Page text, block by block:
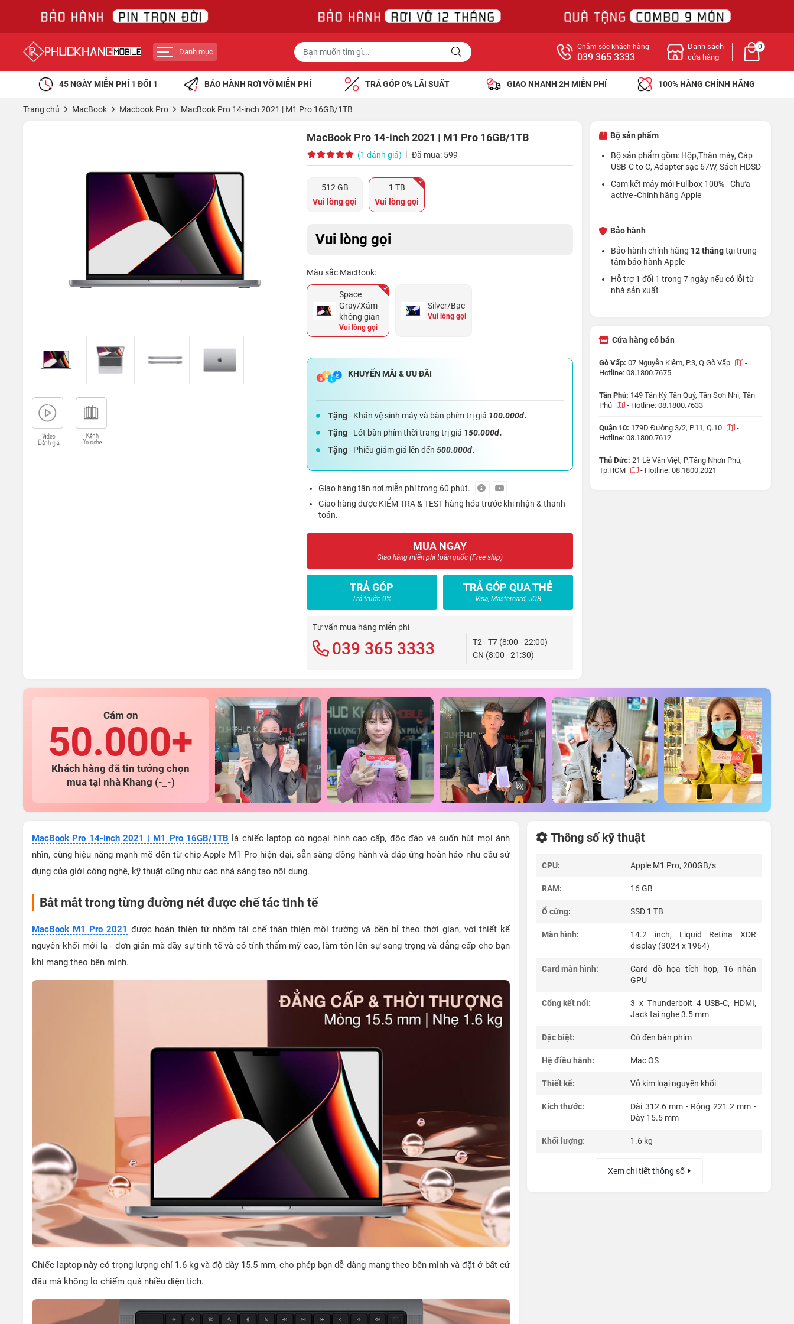
Danh mục
Chăm sóc khách hàng
039 365 3333
Danh sách
cửa hàng
0
45 NGÀY MIỄN PHÍ 1 ĐỔI 1 BẢO HÀNH RƠI VỠ MIỄN PHÍ TRẢ GÓP 0% LÃI SUẤT GIAO NHANH 2H MIỄN PHÍ 100% HÀNG CHÍNH HÃNG
Trang chủ MacBook Macbook Pro MacBook Pro 14-inch 2021 | M1 Pro 16GB/1TB
MacBook Pro 14-inch 2021 | M1 Pro 16GB/1TB
(1 đánh giá) Đã mua: 599
512 GB
Vui lòng gọi
1 TB
Vui lòng gọi
Vui lòng gọi
Màu sắc MacBook:
Space
Gray/Xám
không gian
Vui lòng gọi
Silver/Bạc
Vui lòng gọi
Tặng- Khăn vệ sinh máy và bàn phím trị giá 100.000đ.
Tặng- Lót bàn phím thời trang trị giá 150.000đ.
Tặng- Phiếu giảm giá lên đến 500.000đ.
Giao hàng tận nơi miễn phí trong 60 phút.
Giao hàng được KIỂM TRA & TEST hàng hóa trước khi nhận & thanh
toán.
MUA NGAY
Giao hàng miễn phí toàn quốc (Free ship)
TRẢ GÓP
Trả trước 0%
TRẢ GÓP QUA THẺ
Visa, Mastercard, JCB
Tư vấn mua hàng miễn phí
039 365 3333
T2 - T7 (8:00 - 22:00)
CN (8:00 - 21:30)
Bộ sản phẩm
Bộ sản phẩm gồm: Hộp,Thân máy, Cáp
USB-C to C, Adapter sạc 67W, Sách HDSD
Cam kết máy mới Fullbox 100% - Chưa
active -Chính hãng Apple
Bảo hành
Bảo hành chính hãng 12 thángtại trung
tâm bảo hành Apple
Hỗ trợ 1 đổi 1 trong 7 ngày nếu có lỗi từ
nhà sản xuất
Cửa hàng có bán
Gò Vấp: 07 Nguyễn Kiệm, P.3, Q.Gò Vấp
-
Hotline: 08.1800.7675
Tân Phú: 149 Tân Kỳ Tân Quý, Tân Sơn Nhì, Tân
Phú
- Hotline: 08.1800.7633
Quận 10: 179D Đường 3/2, P.11, Q.10
-
Hotline: 08.1800.7612
Thủ Đức: 21 Lê Văn Việt, P.Tăng Nhơn Phú,
Tp.HCM
- Hotline: 08.1800.2021
Cám ơn
50.000+
Khách hàng đã tin tưởng chọn
mua tại nhà Khang (-_-)
MacBook Pro 14-inch 2021 | M1 Pro 16GB/1TB là chiếc laptop có ngoại hình cao cấp, độc đáo và cuốn hút mọi ánh
nhìn, cùng hiệu năng mạnh mẽ đến từ chip Apple M1 Pro hiện đại, sẵn sàng đồng hành và đáp ứng hoàn hảo nhu cầu sử
dụng của giới công nghệ, kỹ thuật cũng như các nhà sáng tạo nội dung.
Bắt mắt trong từng đường nét được chế tác tinh tế
MacBook M1 Pro 2021 được hoàn thiện từ nhôm tái chế thân thiện môi trường và bền bỉ theo thời gian, với thiết kế
nguyên khối mới lạ - đơn giản mà đầy sự tinh tế và có tính thẩm mỹ cao, làm tôn lên sự sang trọng và đẳng cấp cho bạn
khi mang theo bên mình.
Chiếc laptop này có trọng lượng chỉ 1.6 kg và độ dày 15.5 mm, cho phép bạn dễ dàng mang theo bên mình và đặt ở bất cứ
đâu mà không lo chiếm quá nhiều diện tích.
Thông số kỹ thuật
CPU: Apple M1 Pro, 200GB/s
RAM: 16 GB
Ổ cứng: SSD 1 TB
Màn hình:
14.2 inch, Liquid Retina XDR
display (3024 x 1964)
Card màn hình:
Card đồ họa tích hợp, 16 nhân
GPU
Cổng kết nối:
3 x Thunderbolt 4 USB-C, HDMI,
Jack tai nghe 3.5 mm
Đặc biệt: Có đèn bàn phím
Hệ điều hành: Mac OS
Thiết kế: Vỏ kim loại nguyên khối
Kích thước:
Dài 312.6 mm - Rộng 221.2 mm -
Dày 15.5 mm
Khối lượng: 1.6 kg
Xem chi tiết thông số